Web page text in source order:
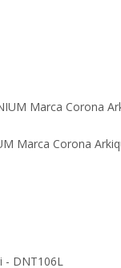
Marca Corona